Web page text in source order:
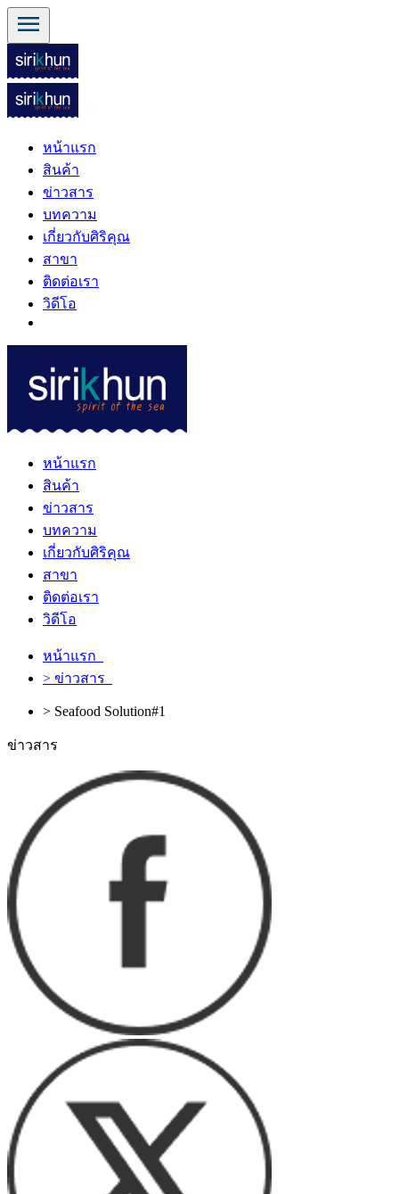
menu
หน้าแรก
สินค้า
ข่าวสาร
บทความ
เกี่ยวกับศิริคุณ
สาขา
ติดต่อเรา
วิดีโอ
หน้าแรก
สินค้า
ข่าวสาร
บทความ
เกี่ยวกับศิริคุณ
สาขา
ติดต่อเรา
วิดีโอ
หน้าแรก
> ข่าวสาร
> Seafood Solution#1
ข่าวสาร